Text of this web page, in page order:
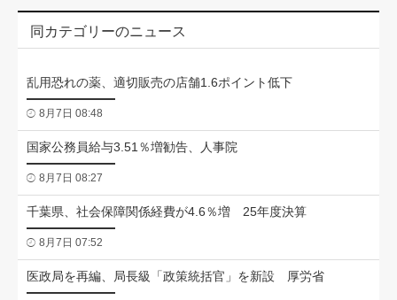
同カテゴリーのニュース
乱用恐れの薬、適切販売の店舗1.6ポイント低下
8月7日 08:48
国家公務員給与3.51％増勧告、人事院
8月7日 08:27
千葉県、社会保障関係経費が4.6％増 25年度決算
8月7日 07:52
医政局を再編、局長級「政策統括官」を新設 厚労省